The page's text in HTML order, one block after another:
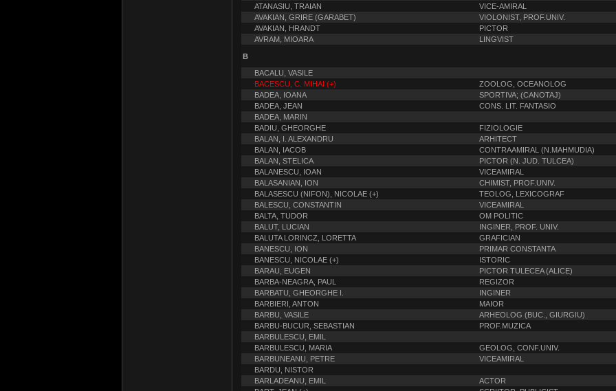
ATANASIU, TRAIAN
VICE-AMIRAL
AVAKIAN, GRIRE (GARABET)
VIOLONIST, PROF.UNIV.
AVAKIAN, HRANDT
PICTOR
AVRAM, MIOARA
LINGVIST
B
BACALU, VASILE
BACESCU, C. MIHAI (+)
ZOOLOG, OCEANOLOG
BADEA, IOANA
SPORTIVA; (CANOTAJ)
BADEA, JEAN
CONS. LIT. FANTASIO
BADEA, MARIN
BADIU, GHEORGHE
FIZIOLOGIE
BALAN, I. ALEXANDRU
ARHITECT
BALAN, IACOB
CONTRAAMIRAL (N.MAHMUDIA)
BALAN, STELICA
PICTOR (N. JUD. TULCEA)
BALANESCU, IOAN
VICEAMIRAL
BALASANIAN, ION
CHIMIST, PROF.UNIV.
BALASESCU (NIFON), NICOLAE (+)
TEOLOG, LEXICOGRAF
BALESCU, CONSTANTIN
VICEAMIRAL
BALTA, TUDOR
OM POLITIC
BALUT, LUCIAN
INGINER, PROF. UNIV.
BALUTA LORINCZ, LORETTA
GRAFICIAN
BANESCU, ION
PRIMAR CONSTANTA
BANESCU, NICOLAE (+)
ISTORIC
BARAU, EUGEN
PICTOR TULECEA (ALICE)
BARBA-NEAGRA, PAUL
REGIZOR
BARBATU, GHEORGHE I.
INGINER
BARBIERI, ANTON
MAIOR
BARBU, VASILE
ARHEOLOG (BUC., GIURGIU)
BARBU-BUCUR, SEBASTIAN
PROF.MUZICA
BARBULESCU, EMIL
BARBULESCU, MARIA
GEOLOG, CONF.UNIV.
BARBUNEANU, PETRE
VICEAMIRAL
BARDU, NISTOR
BARLADEANU, EMIL
ACTOR